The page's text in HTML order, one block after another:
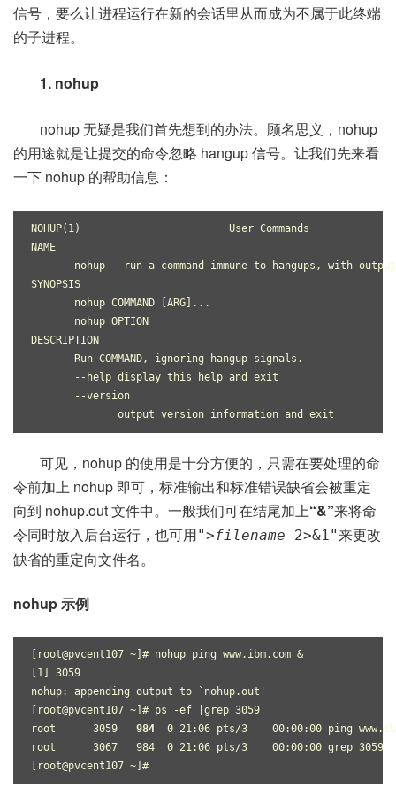
信号，要么让进程运行在新的会话里从而成为不属于此终端
的子进程。
1. nohup
nohup 无疑是我们首先想到的办法。顾名思义，nohup
的用途就是让提交的命令忽略 hangup 信号。让我们先来看
一下 nohup 的帮助信息：
NOHUP(1)                        User Commands
NAME
nohup - run a command immune to hangups, with
SYNOPSIS
       nohup COMMAND [ARG]...
       nohup OPTION
DESCRIPTION
       Run COMMAND, ignoring hangup signals.
       --help display this help and exit
       --version
              output version information and exit
可见，nohup 的使用是十分方便的，只需在要处理的命
令前加上 nohup 即可，标准输出和标准错误缺省会被重定
向到 nohup.out 文件中。一般我们可在结尾加上“&”来将命
令同时放入后台运行，也可用">filename 2>&1"来更改
缺省的重定向文件名。
nohup 示例
[root@pvcent107 ~]# nohup ping www.ibm.com &
[1] 3059
nohup: appending output to `nohup.out'
[root@pvcent107 ~]# ps -ef |grep 3059
root      3059 984
0 21:06 pts/3    00:00:00 ping
root      3067   984  0 21:06 pts/3    00:00:00 grep 3059
[root@pvcent107 ~]#